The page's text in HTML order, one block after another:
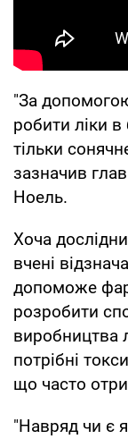
"За
робити ліки в
тільки
зазначив
Ноель.
Хоча
вчені
допоможе
розробити
виробництва
потрібні
що часто
"Навряд чи є